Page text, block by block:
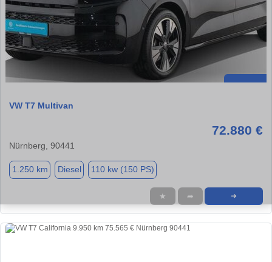
VW T7 Multivan
72.880 €
Nürnberg, 90441
1.250 km Diesel 110 kw (150 PS)
★ ➦ ➜